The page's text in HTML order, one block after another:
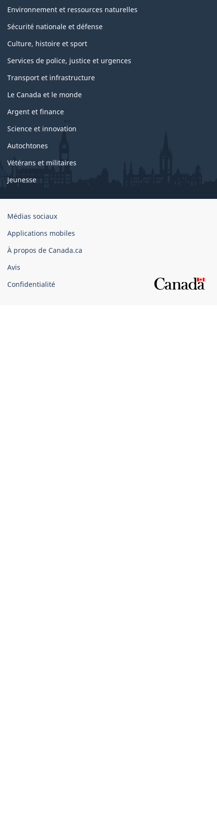
Environnement et ressources naturelles
Sécurité nationale et défense
Culture, histoire et sport
Services de police, justice et urgences
Transport et infrastructure
Le Canada et le monde
Argent et finance
Science et innovation
Autochtones
Vétérans et militaires
Jeunesse
Organisation
gouvernement
du
Canada
Médias sociaux
Applications mobiles
À propos de Canada.ca
Avis
Confidentialité